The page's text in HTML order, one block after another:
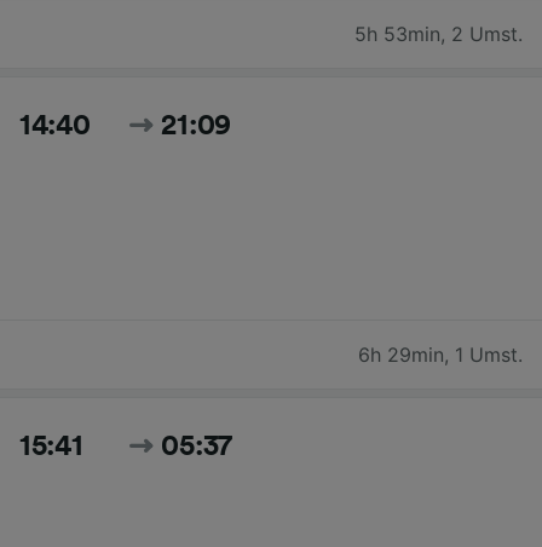
5h 53min, 2 Umst.
14:40 21:09
6h 29min, 1 Umst.
15:41 05:37